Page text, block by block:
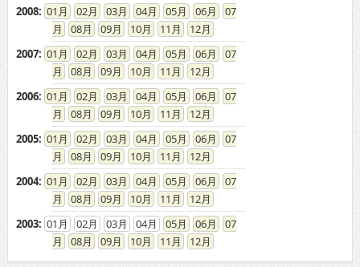
2006: 01 02 03 04 05 06
07
08
09 10 11
12
2005: 01 02 03 04 05 06
07
08
09 10 11
12
2004: 01 02 03 04 05 06
07
08
09 10 11
12
2003: 01 02 03 04 05 06
07
08
09 10 11 12
ドカントをご利用する皆様へ